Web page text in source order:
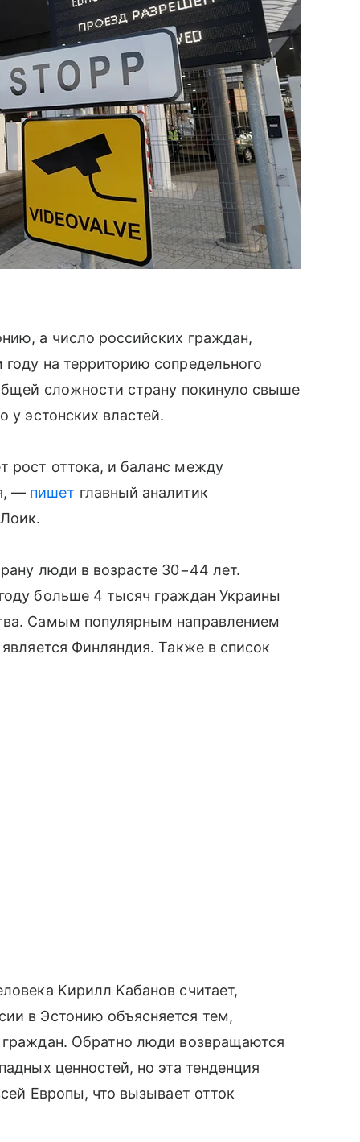
а число российских граждан,
на территорию сопредельного
сложности страну покинуло свыше
у эстонских властей.
рост оттока, и баланс между
— пишет главный аналитик
люди в возрасте 30−44 лет.
больше 4 тысяч граждан Украины
Самым популярным направлением
Финляндия. Также в список
Кирилл Кабанов считает,
в Эстонию объясняется тем,
Обратно люди возвращаются
ценностей, но эта тенденция
Европы, что вызывает отток